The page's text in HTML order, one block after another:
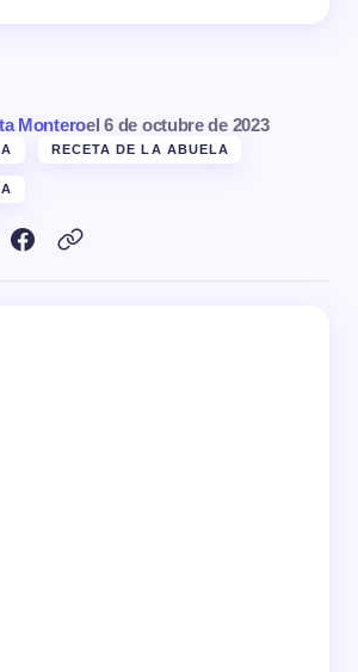
Monteroel 6 de octubre de 2023
RECETA DE LA ABUELA